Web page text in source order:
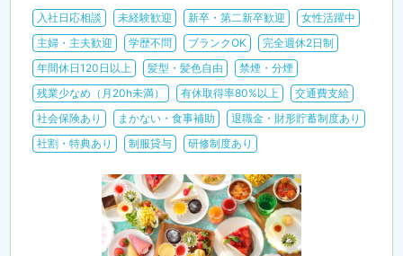
入社日応相談 未経験歓迎 新卒・第二新卒歓迎
女性活躍中
主婦・主夫歓迎
学歴不問 ブランクOK
完全週休2日制
年間休日120日以上
髪型・髪色自由
禁煙・分煙
残業少なめ（月20h未満）
有休取得率80%以上
交通費支給
社会保険あり
まかない・食事補助
退職金・財形貯蓄制度あり
社割・特典あり
制服貸与 研修制度あり